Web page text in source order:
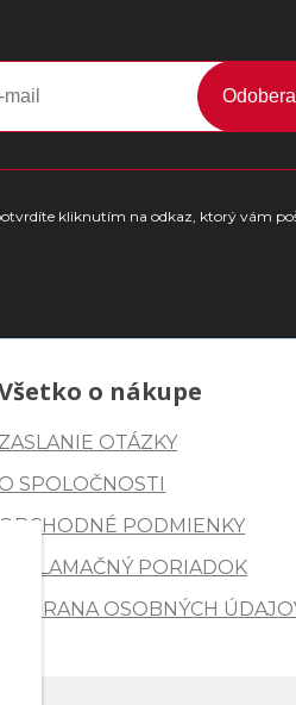
kliknutím na odkaz, ktorý vám
o nákupe
ZASLANIE OTÁZKY
O SPOLOČNOSTI
OBCHODNÉ PODMIENKY
REKLAMAČNÝ PORIADOK
OCHRANA OSOBNÝCH